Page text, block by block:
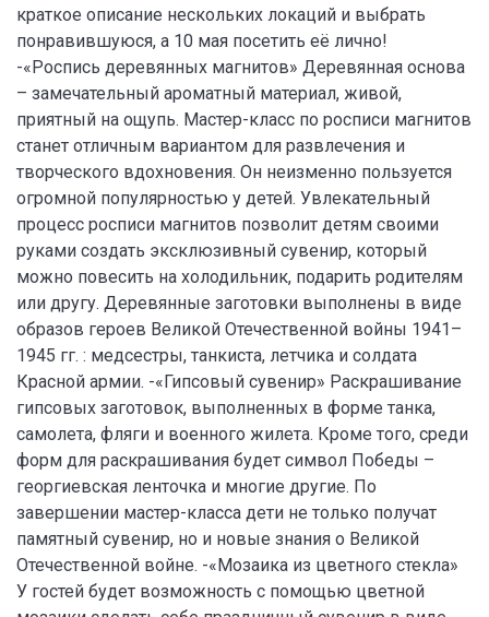
краткое описание нескольких локаций и выбрать
понравившуюся, а 10 мая посетить её лично!
-«Роспись деревянных магнитов» Деревянная основа
– замечательный ароматный материал, живой,
приятный на ощупь. Мастер-класс по росписи магнитов
станет отличным вариантом для развлечения и
творческого вдохновения. Он неизменно пользуется
огромной популярностью у детей. Увлекательный
процесс росписи магнитов позволит детям своими
руками создать эксклюзивный сувенир, который
можно повесить на холодильник, подарить родителям
или другу. Деревянные заготовки выполнены в виде
образов героев Великой Отечественной войны 1941–
1945 гг. : медсестры, танкиста, летчика и солдата
Красной армии. -«Гипсовый сувенир» Раскрашивание
гипсовых заготовок, выполненных в форме танка,
самолета, фляги и военного жилета. Кроме того, среди
форм для раскрашивания будет символ Победы –
георгиевская ленточка и многие другие. По
завершении мастер-класса дети не только получат
памятный сувенир, но и новые знания о Великой
Отечественной войне. -«Мозаика из цветного стекла»
У гостей будет возможность с помощью цветной